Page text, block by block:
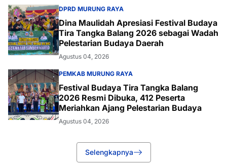
DPRD MURUNG RAYA
Dina Maulidah Apresiasi Festival Budaya
Tira Tangka Balang 2026 sebagai Wadah
Pelestarian Budaya Daerah
Agustus 04, 2026
PEMKAB MURUNG RAYA
Festival Budaya Tira Tangka Balang
2026 Resmi Dibuka, 412 Peserta
Meriahkan Ajang Pelestarian Budaya
Agustus 04, 2026
Selengkapnya